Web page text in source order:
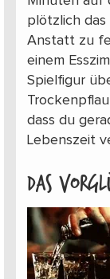
plötzlich das
Anstatt zu
einem
Spielfigur
dass du
Lebenszeit
Das